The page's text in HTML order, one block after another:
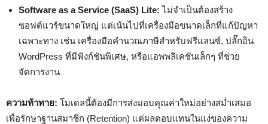
Software as a Service (SaaS) Lite: ไม่จำเป็นต้องสร้าง
ซอฟต์แวร์ขนาดใหญ่ แต่เน้นไปที่เครื่องมือขนาดเล็กที่แก้ปัญหา
เฉพาะทาง เช่น เครื่องมือคำนวณภาษีสำหรับฟรีแลนซ์, ปลั๊กอิน
WordPress ที่มีฟังก์ชันพิเศษ, หรือแอพพลิเคชันเล็กๆ ที่ช่วย
จัดการงาน
ความท้าทาย: โมเดลนี้ต้องมีการส่งมอบคุณค่าใหม่อย่างสม่ำเสมอ
เพื่อรักษาฐานสมาชิก (Retention) แต่ผลตอบแทนในแง่ของความ